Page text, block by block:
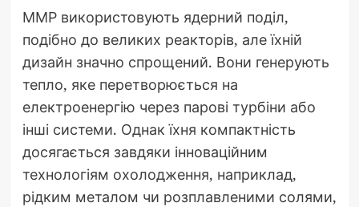
ММР використовують ядерний поділ,
подібно до великих реакторів, але їхній
дизайн значно спрощений. Вони генерують
тепло, яке перетворюється на
електроенергію через парові турбіни або
інші системи. Однак їхня компактність
досягається завдяки інноваційним
технологіям охолодження, наприклад,
рідким металом чи розплавленими солями,